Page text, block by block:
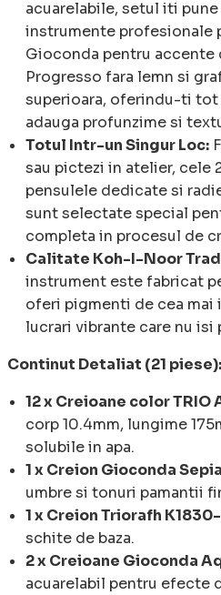
acuarelabile, setul iti
instrumente profesionale
Gioconda pentru accente
Progresso fara lemn si
superioara, oferindu-ti tot
adauga profunzime si
Totul Intr-un Singur Loc:
sau pictezi in atelier, cele
pensulele dedicate si
sunt selectate special
completa in procesul de
Calitate Koh-I-Noor
instrument este fabricat
oferi pigmenti de cea mai
lucrari vibrante care nu
Continut Detaliat (21 piese):
12 x Creioane color TRIO
corp 10.4mm, lungime
solubile in apa.
1 x Creion Gioconda
umbre si tonuri pamantii
1 x Creion Triorafh
schite de baza.
2 x Creioane Gioconda
acuarelabil pentru efecte